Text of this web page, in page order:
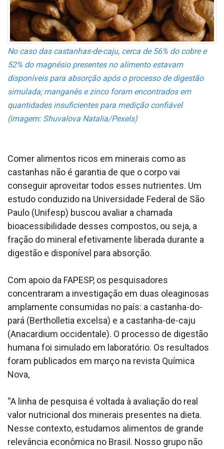
No caso das castanhas-de-caju, cerca de 56% do cobre e
52% do magnésio presentes no alimento estavam
disponíveis para absorção após o processo de digestão
simulada; manganês e zinco foram encontrados em
quantidades insuficientes para medição confiável
(imagem: Shuvalova Natalia/Pexels)
Comer alimentos ricos em minerais como as
castanhas não é garantia de que o corpo vai
conseguir aproveitar todos esses nutrientes. Um
estudo conduzido na Universidade Federal de São
Paulo (Unifesp) buscou avaliar a chamada
bioacessibilidade desses compostos, ou seja, a
fração do mineral efetivamente liberada durante a
digestão e disponível para absorção.
Com apoio da FAPESP, os pesquisadores
concentraram a investigação em duas oleaginosas
amplamente consumidas no país: a castanha-do-
pará (Bertholletia excelsa) e a castanha-de-caju
(Anacardium occidentale). O processo de digestão
humana foi simulado em laboratório. Os resultados
foram publicados em março na revista Química
Nova,
“A linha de pesquisa é voltada à avaliação do real
valor nutricional dos minerais presentes na dieta.
Nesse contexto, estudamos alimentos de grande
relevância econômica no Brasil. Nosso grupo não